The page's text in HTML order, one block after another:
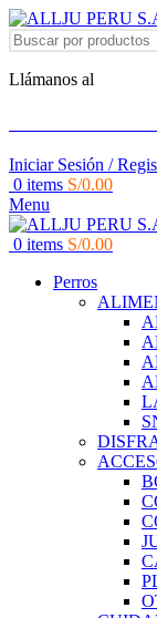
Llámanos al
Iniciar Sesión /
0 items S/0.00
Menu
0 items S/0.00
Perros